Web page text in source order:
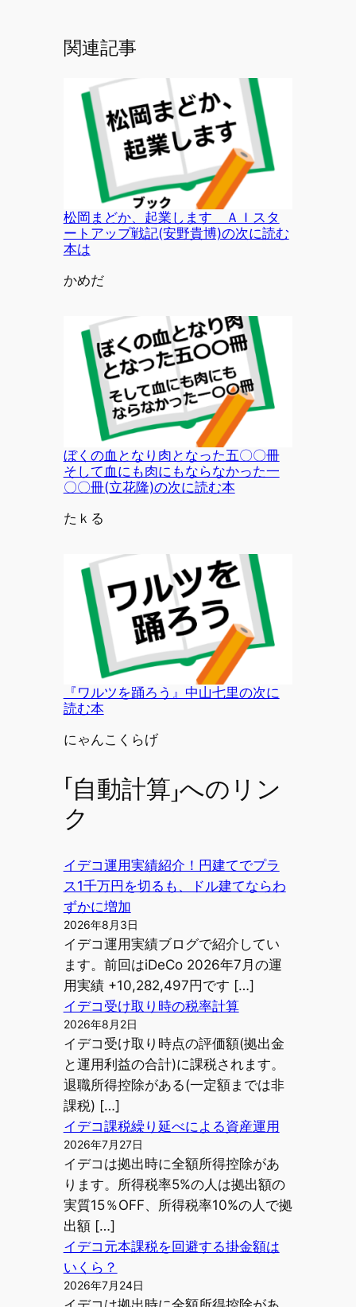
関連記事
松岡まどか、起業します ＡＩスタ
ートアップ戦記(安野貴博)の次に読む
本は
投稿者
かめだ
ぼくの血となり肉となった五〇〇冊
そして血にも肉にもならなかった一
〇〇冊(立花隆)の次に読む本
投稿者
たｋる
『ワルツを踊ろう』中山七里の次に
読む本
投稿者
にゃんこくらげ
「自動計算」へのリン
ク
イデコ運用実績紹介！円建てでプラ
ス1千万円を切るも、ドル建てならわ
ずかに増加
2026年8月3日
イデコ運用実績ブログで紹介してい
ます。前回はiDeCo 2026年7月の運
用実績 +10,282,497円です […]
イデコ受け取り時の税率計算
2026年8月2日
イデコ受け取り時点の評価額(拠出金
と運用利益の合計)に課税されます。
退職所得控除がある(一定額までは非
課税) […]
イデコ課税繰り延べによる資産運用
2026年7月27日
イデコは拠出時に全額所得控除があ
ります。所得税率5%の人は拠出額の
実質15％OFF、所得税率10%の人で拠
出額 […]
イデコ元本課税を回避する掛金額は
いくら？
2026年7月24日